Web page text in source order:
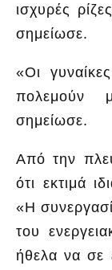
ισχυρές
σημείωσε.
«Οι
πολεμούν
σημείωσε.
Από την
ότι εκτιμά
«Η
του
ήθελα να σε